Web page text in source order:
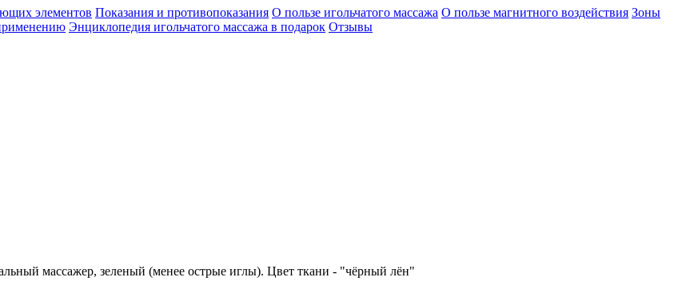
элементов Показания и противопоказания О пользе игольчатого массажа О пользе магнитного воздействия Зоны
Энциклопедия игольчатого массажа в подарок Отзывы
массажер, зеленый (менее острые иглы). Цвет ткани - "чёрный лён"